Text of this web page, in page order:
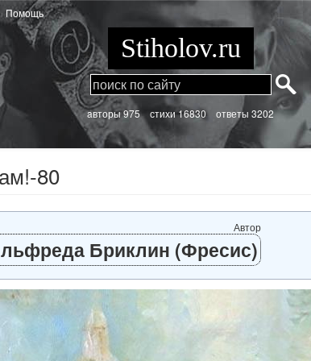
Помощь
Stiholov.ru
aвторы 975 стихи16830 ответы 3202
80
Автор
Бриклин (Фресис)